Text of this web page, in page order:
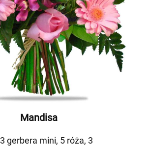
Mandisa
3 gerbera mini, 5 róża, 3